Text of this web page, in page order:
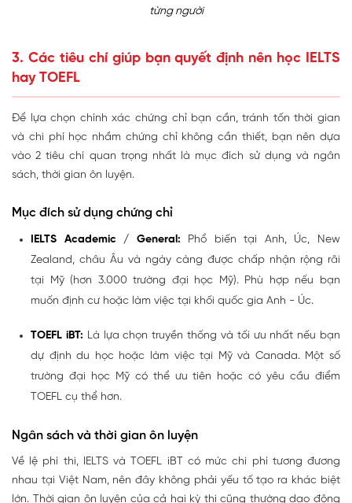
từng người
3. Các tiêu chí giúp bạn quyết định nên học IELTS
hay TOEFL
Để lựa chọn chính xác chứng chỉ bạn cần, tránh tốn thời gian
và chi phí học nhầm chứng chỉ không cần thiết, bạn nên dựa
vào 2 tiêu chí quan trọng nhất là mục đích sử dụng và ngân
sách, thời gian ôn luyện.
Mục đích sử dụng chứng chỉ
IELTS Academic / General: Phổ biến tại Anh, Úc, New
Zealand, châu Âu và ngày càng được chấp nhận rộng rãi
tại Mỹ (hơn 3.000 trường đại học Mỹ). Phù hợp nếu bạn
muốn định cư hoặc làm việc tại khối quốc gia Anh - Úc.
TOEFL iBT: Là lựa chọn truyền thống và tối ưu nhất nếu bạn
dự định du học hoặc làm việc tại Mỹ và Canada. Một số
trường đại học Mỹ có thể ưu tiên hoặc có yêu cầu điểm
TOEFL cụ thể hơn.
Ngân sách và thời gian ôn luyện
Về lệ phí thi, IELTS và TOEFL iBT có mức chi phí tương đương
nhau tại Việt Nam, nên đây không phải yếu tố tạo ra khác biệt
lớn. Thời gian ôn luyện của cả hai kỳ thi cũng thường dao động